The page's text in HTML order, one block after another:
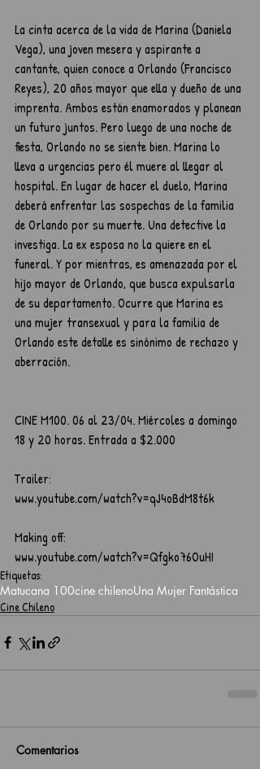
La cinta acerca de la vida de Marina (Daniela
Vega), una joven mesera y aspirante a
cantante, quien conoce a Orlando (Francisco
Reyes), 20 años mayor que ella y dueño de una
imprenta. Ambos están enamorados y planean
un futuro juntos. Pero luego de una noche de
fiesta, Orlando no se siente bien. Marina lo
lleva a urgencias pero él muere al llegar al
hospital. En lugar de hacer el duelo, Marina
deberá enfrentar las sospechas de la familia
de Orlando por su muerte. Una detective la
investiga. La ex esposa no la quiere en el
funeral. Y por mientras, es amenazada por el
hijo mayor de Orlando, que busca expulsarla
de su departamento. Ocurre que Marina es
una mujer transexual y para la familia de
Orlando este detalle es sinónimo de rechazo y
aberración.
CINE M100. 06 al 23/04. Miércoles a domingo
18 y 20 horas. Entrada a $2.000
Trailer:
www.youtube.com/watch?v=qJ4oBdM8t6k
Making off:
www.youtube.com/watch?v=Qfgko76OuHI
Etiquetas:
Matucana 100cine chilenoUna Mujer Fantástica
Cine Chileno
Comentarios